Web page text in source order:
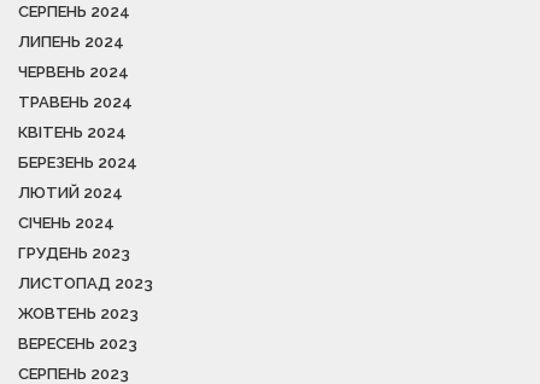
СЕРПЕНЬ 2024
ЛИПЕНЬ 2024
ЧЕРВЕНЬ 2024
ТРАВЕНЬ 2024
КВІТЕНЬ 2024
БЕРЕЗЕНЬ 2024
ЛЮТИЙ 2024
СІЧЕНЬ 2024
ГРУДЕНЬ 2023
ЛИСТОПАД 2023
ЖОВТЕНЬ 2023
ВЕРЕСЕНЬ 2023
СЕРПЕНЬ 2023